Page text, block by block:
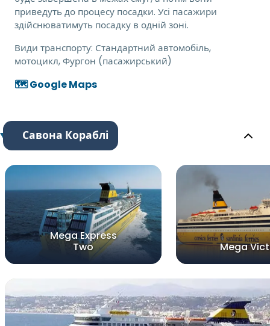
приведуть до процесу посадки. Усі пасажири
здійснюватимуть посадку в одній зоні.
Види транспорту: Стандартний автомобіль,
мотоцикл, Фургон (пасажирський)
🗺️ Google Maps
Савона Кораблі
Mega Express
Two
Mega